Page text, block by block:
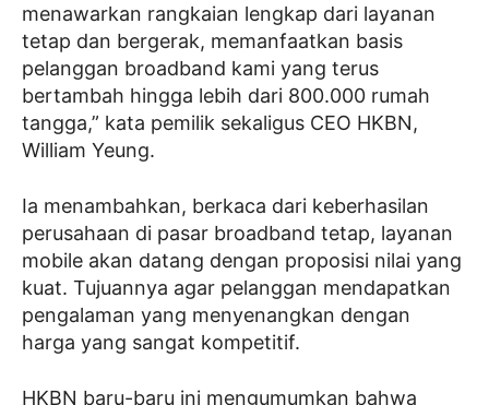
menawarkan rangkaian lengkap dari layanan
tetap dan bergerak, memanfaatkan basis
pelanggan broadband kami yang terus
bertambah hingga lebih dari 800.000 rumah
tangga,” kata pemilik sekaligus CEO HKBN,
William Yeung.
Ia menambahkan, berkaca dari keberhasilan
perusahaan di pasar broadband tetap, layanan
mobile akan datang dengan proposisi nilai yang
kuat. Tujuannya agar pelanggan mendapatkan
pengalaman yang menyenangkan dengan
harga yang sangat kompetitif.
HKBN baru-baru ini mengumumkan bahwa